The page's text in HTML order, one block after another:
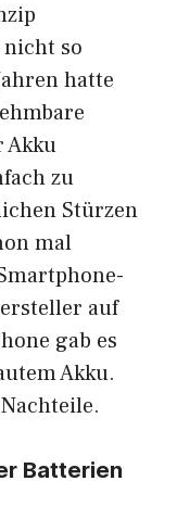
nicht so
hatte
Akku
zu
Stürzen
mal
auf
gab es
Akku.
Batterien